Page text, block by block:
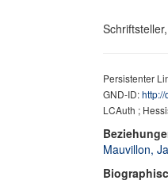
Persistenter
GND-ID:
LCAuth ;
Mauvillon,